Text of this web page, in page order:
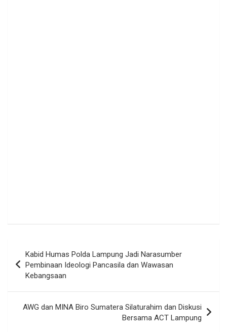
pos
Kabid Humas Polda Lampung Jadi Narasumber
Pembinaan Ideologi Pancasila dan Wawasan
Kebangsaan
AWG dan MINA Biro Sumatera Silaturahim dan Diskusi
Bersama ACT Lampung